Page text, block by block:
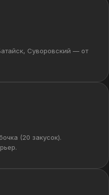
Суворовский — от
(20 закусок).